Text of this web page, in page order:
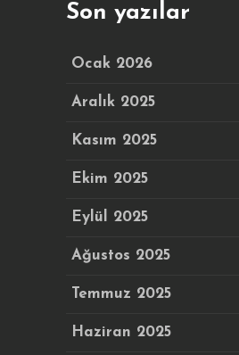
Son yazılar
Ocak 2026
Aralık 2025
Kasım 2025
Ekim 2025
Eylül 2025
Ağustos 2025
Temmuz 2025
Haziran 2025